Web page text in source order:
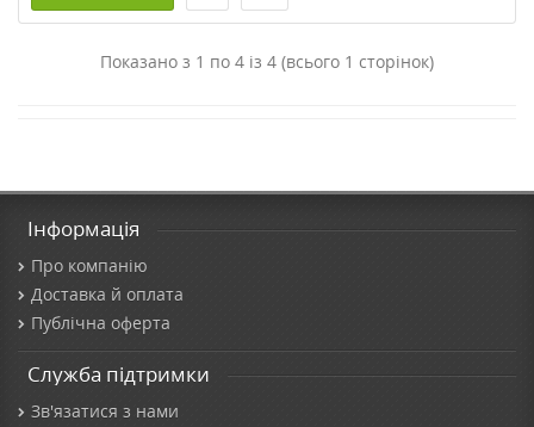
Показано з 1 по 4 із 4 (всього 1 сторінок)
Інформація
Про компанію
Доставка й оплата
Публічна оферта
Служба підтримки
Зв'язатися з нами